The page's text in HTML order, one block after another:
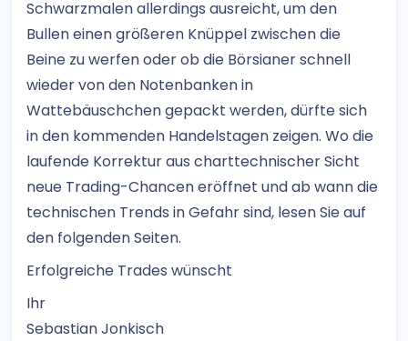
Schwarzmalen allerdings ausreicht, um den
Bullen einen größeren Knüppel zwischen die
Beine zu werfen oder ob die Börsianer schnell
wieder von den Notenbanken in
Wattebäuschchen gepackt werden, dürfte sich
in den kommenden Handelstagen zeigen. Wo die
laufende Korrektur aus charttechnischer Sicht
neue Trading-Chancen eröffnet und ab wann die
technischen Trends in Gefahr sind, lesen Sie auf
den folgenden Seiten.
Erfolgreiche Trades wünscht
Ihr
Sebastian Jonkisch